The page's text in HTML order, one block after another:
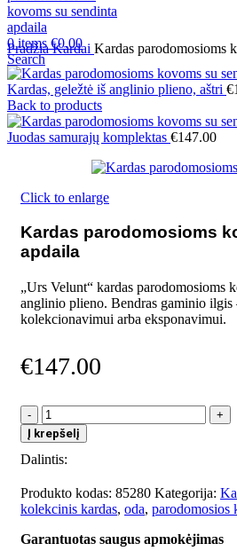
0items €0.00
Search
PradžiaKardai Kardas parodomosioms
Kardas, geležtė iš anglinio plieno, aštri €
Back to products
Juodas samurajų komplektas €147.00
Click to enlarge
Kardas parodomosioms
apdaila
„Urs Velunt“ kardas parodomosioms
anglinio plieno. Bendras gaminio
kolekcionavimui arba eksponavimui.
€147.00
produkto
kiekis:
Kardas
parodomosioms
su
sendinta
Į krepšelį
Dalintis:
Produkto kodas: 85280 Kategorija:
kolekcinis kardas, oda, parodomosios
Garantuotas saugus apmokėjimas